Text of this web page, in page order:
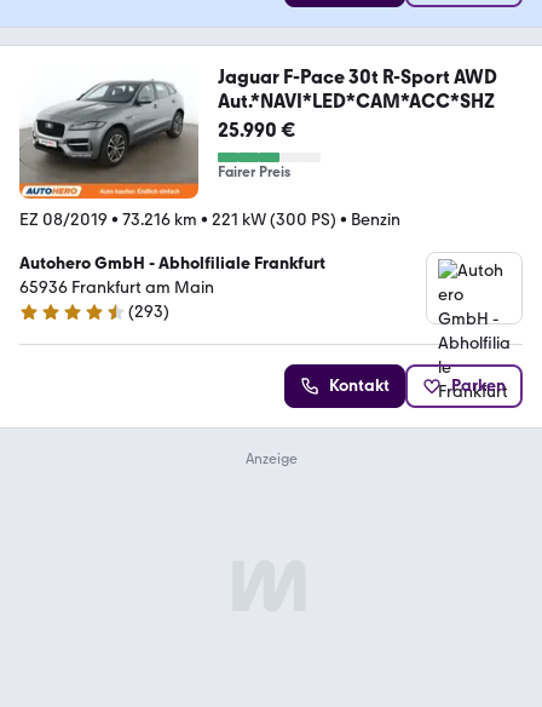
Jaguar F-Pace 30t R-Sport AWD
Aut.*NAVI*LED*CAM*ACC*SHZ
25.990 €
Fairer Preis
EZ 08/2019 • 73.216 km • 221 kW (300 PS) • Benzin
Autohero GmbH - Abholfiliale Frankfurt
65936 Frankfurt am Main
4.6 Sterne
(293)
Kontakt Parken